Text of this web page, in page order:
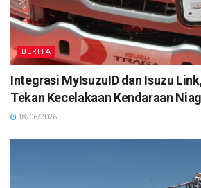
BERITA
Integrasi MyIsuzuID dan Isuzu
Tekan Kecelakaan Kendaraan
18/06/2026